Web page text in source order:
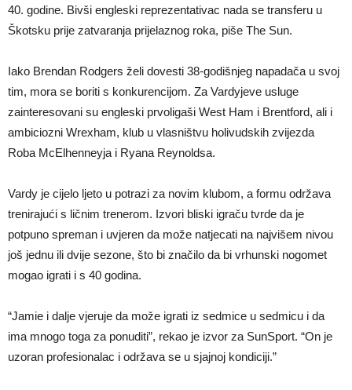
40. godine. Bivši engleski reprezentativac nada se transferu u
Škotsku prije zatvaranja prijelaznog roka, piše The Sun.
Iako Brendan Rodgers želi dovesti 38-godišnjeg napadača u svoj
tim, mora se boriti s konkurencijom. Za Vardyjeve usluge
zainteresovani su engleski prvoligaši West Ham i Brentford, ali i
ambiciozni Wrexham, klub u vlasništvu holivudskih zvijezda
Roba McElhenneyja i Ryana Reynoldsa.
Vardy je cijelo ljeto u potrazi za novim klubom, a formu održava
trenirajući s ličnim trenerom. Izvori bliski igraču tvrde da je
potpuno spreman i uvjeren da može natjecati na najvišem nivou
još jednu ili dvije sezone, što bi značilo da bi vrhunski nogomet
mogao igrati i s 40 godina.
“Jamie i dalje vjeruje da može igrati iz sedmice u sedmicu i da
ima mnogo toga za ponuditi”, rekao je izvor za SunSport. “On je
uzoran profesionalac i održava se u sjajnoj kondiciji.”